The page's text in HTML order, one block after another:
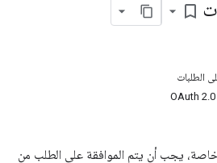
bookmark_border
الطلبات
يجب أن يتم الموافقة على الطلب من